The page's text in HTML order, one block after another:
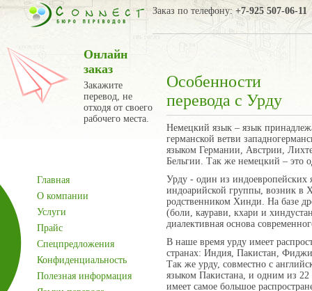
Заказ по телефону: +7-925 507-06-11
Онлайн
заказ
Закажите
перевод, не
отходя от своего
рабочего места.
Главная
О компании
Услуги
Прайс
Спецпредложения
Конфиденциальность
Полезная информация
Особенности
перевода с Урду
Немецкий язык – язык
германской ветви
языком Германии, Австрии,
Бельгии. Так же немецкий – это
Урду - один из индоевропейских
индоарийской группы, возник в
родственником Хинди. На базе
(боли, каурави, кхари и
диалективная основа
В наше время урду имеет
странах: Индия, Пакистан,
Так же урду, совместно с
языком Пакистана, и одним из
имеет самое большое